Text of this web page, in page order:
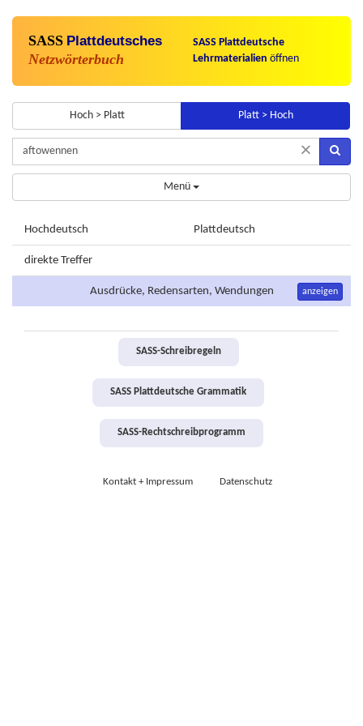
SASS Plattdeutsches
Netzwörterbuch
SASS Plattdeutsche
Lehrmaterialien öffnen
Hoch > Platt Platt > Hoch
×
Menü
Hochdeutsch Plattdeutsch
direkte Treffer
Ausdrücke, Redensarten, Wendungen anzeigen
SASS-Schreibregeln
SASS Plattdeutsche Grammatik
SASS-Rechtschreibprogramm
Kontakt + Impressum Datenschutz